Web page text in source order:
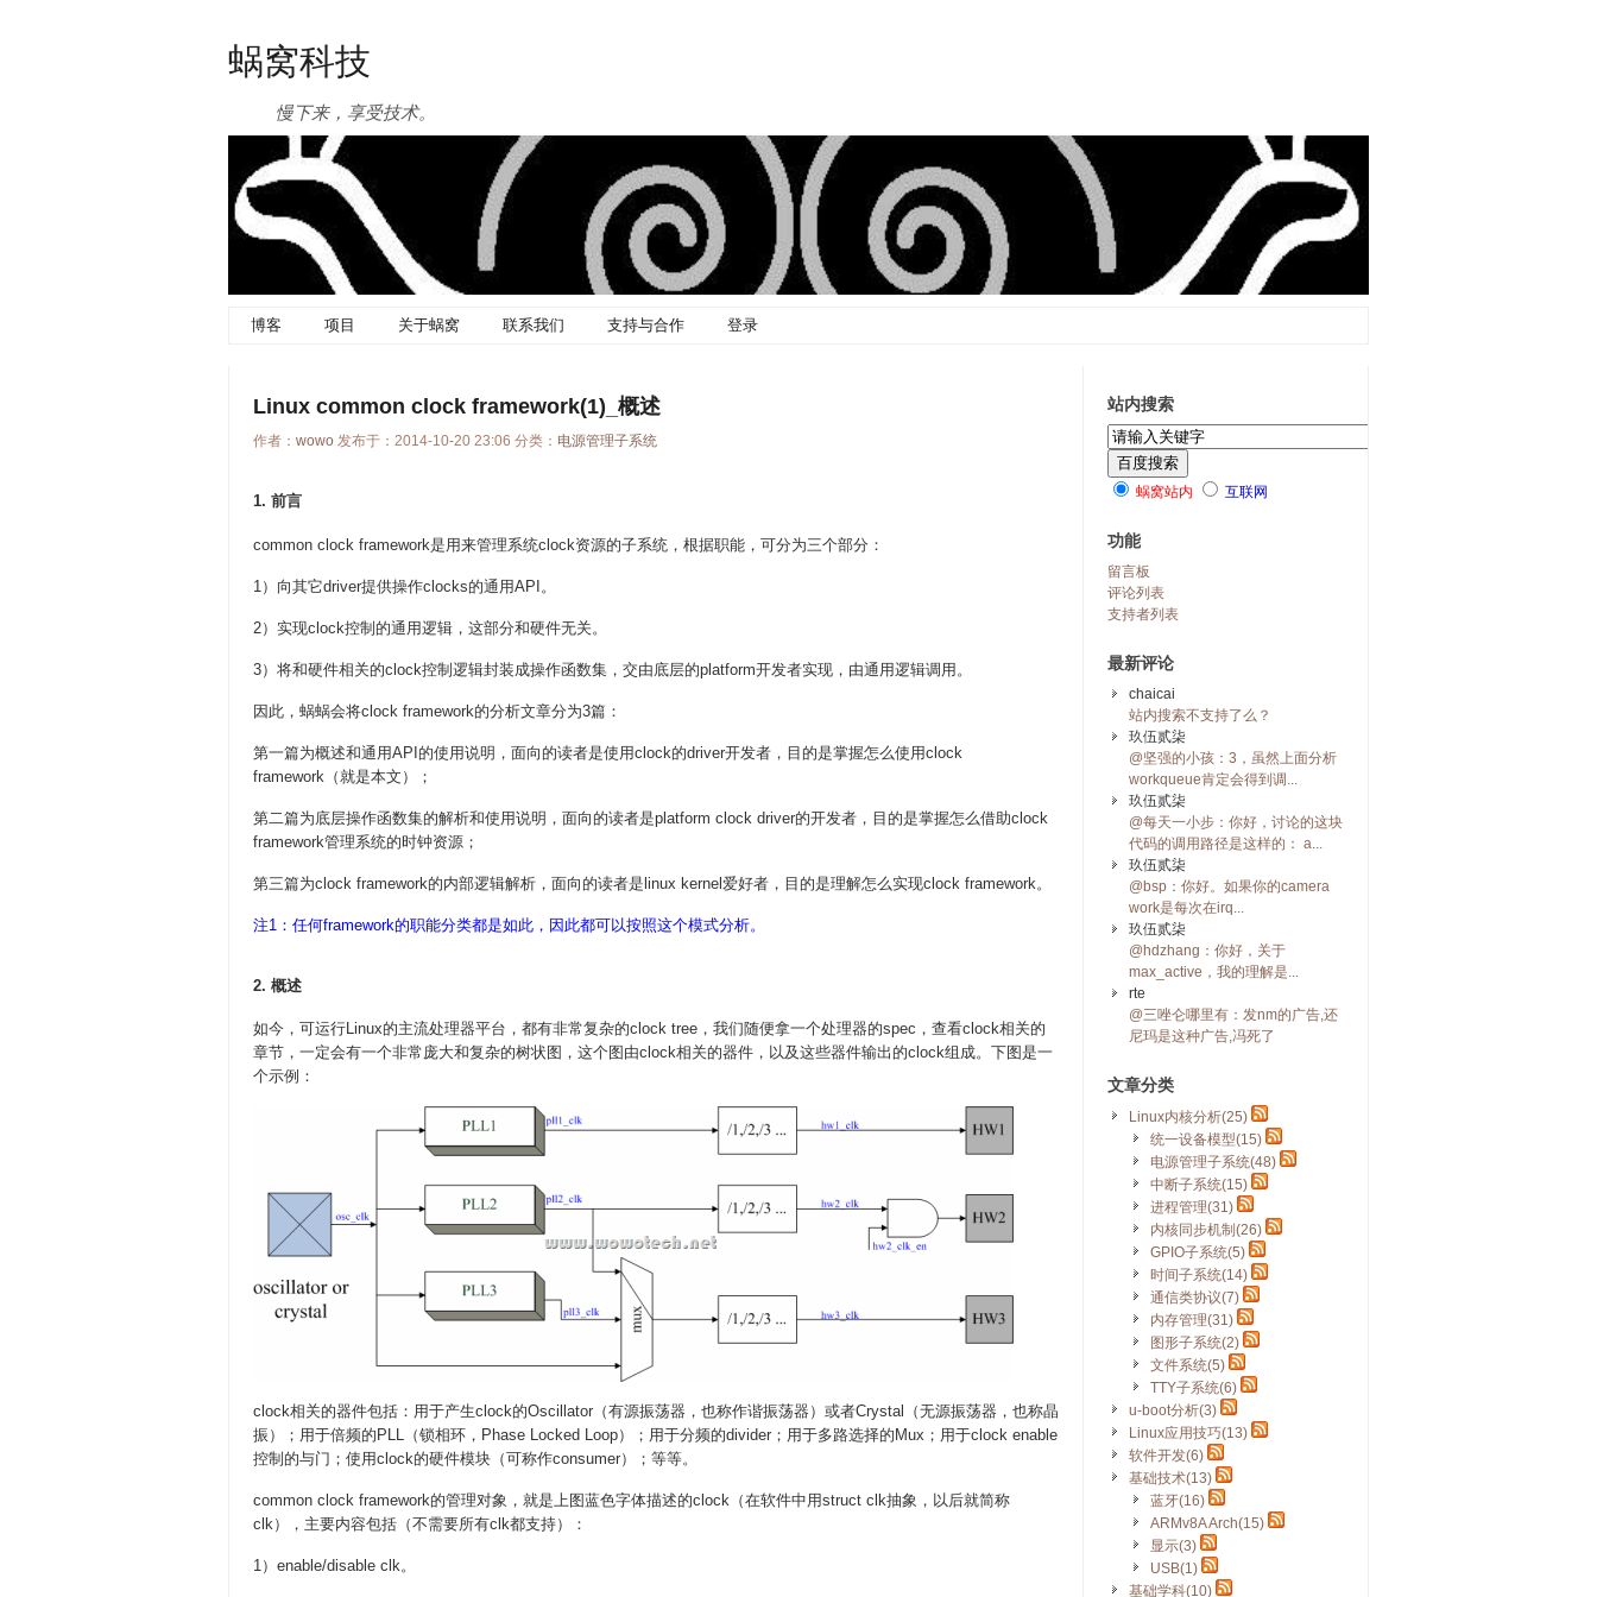
蜗窝科技
慢下来，享受技术。
博客 项目 关于蜗窝 联系我们 支持与合作 登录
Linux common clock framework(1)_概述
作者： wowo 发布于：2014-10-20 23:06 分类： 电源管理子系统
1. 前言
common clock framework是用来管理系统clock资源的子系统，根据职能，可分为三个部分：
1）向其它driver提供操作clocks的通用API。
2）实现clock控制的通用逻辑，这部分和硬件无关。
3）将和硬件相关的clock控制逻辑封装成操作函数集，交由底层的platform开发者实现，由通用逻辑调用。
因此，蜗蜗会将clock framework的分析文章分为3篇：
第一篇为概述和通用API的使用说明，面向的读者是使用clock的driver开发者，目的是掌握怎么使用clock
framework（就是本文）；
第二篇为底层操作函数集的解析和使用说明，面向的读者是platform clock driver的开发者，目的是掌握怎么借助clock
framework管理系统的时钟资源；
第三篇为clock framework的内部逻辑解析，面向的读者是linux kernel爱好者，目的是理解怎么实现clock framework。
注1：任何framework的职能分类都是如此，因此都可以按照这个模式分析。
2. 概述
如今，可运行Linux的主流处理器平台，都有非常复杂的clock tree，我们随便拿一个处理器的spec，查看clock相关的
章节，一定会有一个非常庞大和复杂的树状图，这个图由clock相关的器件，以及这些器件输出的clock组成。下图是一
个示例：
clock相关的器件包括：用于产生clock的Oscillator（有源振荡器，也称作谐振荡器）或者Crystal（无源振荡器，也称晶
振）；用于倍频的PLL（锁相环，Phase Locked Loop）；用于分频的divider；用于多路选择的Mux；用于clock enable
控制的与门；使用clock的硬件模块（可称作consumer）；等等。
common clock framework的管理对象，就是上图蓝色字体描述的clock（在软件中用struct clk抽象，以后就简称
clk），主要内容包括（不需要所有clk都支持）：
1）enable/disable clk。
站内搜索
蜗窝站内 互联网
功能
留言板
评论列表
支持者列表
最新评论
chaicai
站内搜索不支持了么？
玖伍贰柒
@坚强的小孩：3，虽然上面分析
workqueue肯定会得到调...
玖伍贰柒
@每天一小步：你好，讨论的这块
代码的调用路径是这样的： a...
玖伍贰柒
@bsp：你好。如果你的camera
work是每次在irq...
玖伍贰柒
@hdzhang：你好，关于
max_active，我的理解是...
rte
@三唑仑哪里有：发nm的广告,还
尼玛是这种广告,冯死了
文章分类
Linux内核分析(25)
统一设备模型(15)
电源管理子系统(48)
中断子系统(15)
进程管理(31)
内核同步机制(26)
GPIO子系统(5)
时间子系统(14)
通信类协议(7)
内存管理(31)
图形子系统(2)
文件系统(5)
TTY子系统(6)
u-boot分析(3)
Linux应用技巧(13)
软件开发(6)
基础技术(13)
蓝牙(16)
ARMv8A Arch(15)
显示(3)
USB(1)
基础学科(10)